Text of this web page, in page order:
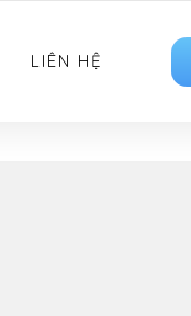
LIÊN HỆ